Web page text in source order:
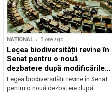
NAȚIONAL 3 ore ago
Legea biodiversității revine în
Senat pentru o nouă
dezbatere după modificările
deputaților
Legea biodiversității revine în Senat
pentru o nouă dezbatere după